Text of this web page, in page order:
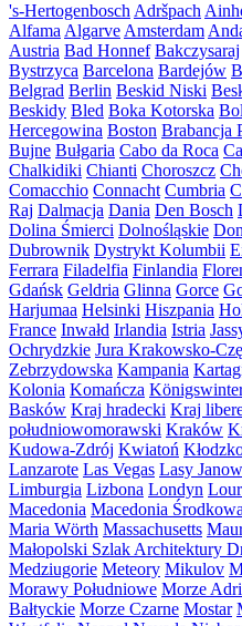
's-Hertogenbosch Adršpach
Alfama Algarve Amsterdam
Austria Bad Honnef Bakczysaraj
Bystrzyca Barcelona Bardejów
Belgrad Berlin Beskid Niski
Beskidy Bled Boka Kotorska
Hercegowina Boston Brabancja
Bujne Bułgaria Cabo da Roca
Chalkidiki Chianti Choroszcz
Comacchio Connacht Cumbria
Raj Dalmacja Dania Den Bosch
Dolina Śmierci Dolnośląskie
Dubrownik Dystrykt Kolumbii
Ferrara Filadelfia Finlandia
Gdańsk Geldria Glinna Gorce
Harjumaa Helsinki Hiszpania
France Inwałd Irlandia Istria
Ochrydzkie Jura Krakowsko-
Zebrzydowska Kampania
Kolonia Komańcza
Basków Kraj hradecki Kraj
południowomorawski Kraków
Kudowa-Zdrój Kwiatoń
Lanzarote Las Vegas Lasy
Limburgia Lizbona Londyn
Macedonia Macedonia Środkowa
Maria Wörth Massachusetts
Małopolski Szlak Architektury
Medziugorie Meteory Mikulov
Morawy Południowe Morze
Bałtyckie Morze Czarne Mostar